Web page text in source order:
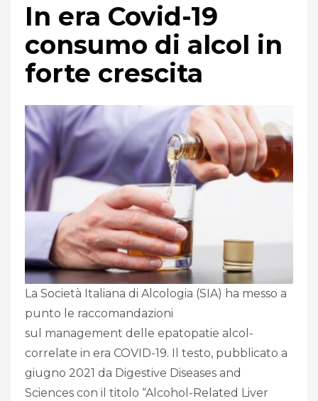
In era Covid-19
consumo di alcol in
forte crescita
La Società Italiana di Alcologia (SIA) ha messo a
punto le raccomandazioni
sul management delle epatopatie alcol-
correlate in era COVID-19. Il testo, pubblicato a
giugno 2021 da Digestive Diseases and
Sciences con il titolo “Alcohol-Related Liver